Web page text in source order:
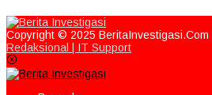
Copyright © 2025 BeritaInvestigasi.Com |
Redaksional | IT Support